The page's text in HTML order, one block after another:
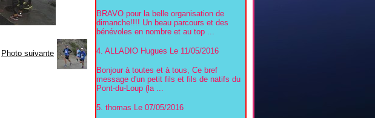
BRAVO pour la belle organisation de
dimanche!!!! Un beau parcours et des
bénévoles en nombre et au top ...
4. ALLADIO Hugues Le 11/05/2016
Bonjour à toutes et à tous, Ce bref
message d'un petit fils et fils de natifs du
Pont-du-Loup (la ...
5. thomas Le 07/05/2016
Photo suivante